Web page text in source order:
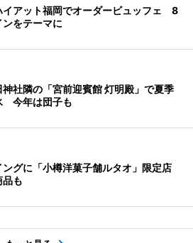
イアット福岡でオーダービュッフェ 8
ンをテーマに
社隣の「宮前迎賓館 灯明殿」で夏季
今年は団子も
ングに「小樽洋菓子舗ルタオ」限定店
品も